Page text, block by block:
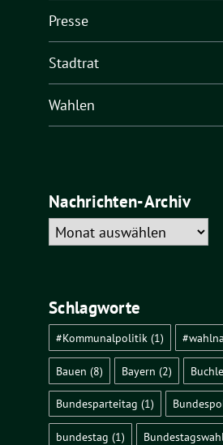
Presse
Stadtrat
Wahlen
Nachrichten-Archiv
Nachrichten-
Archiv
Schlagworte
#Kommunalpolitik (1)
Bauen (8) Bayern (2)
Bundesparteitag (1)
bundestag (1)